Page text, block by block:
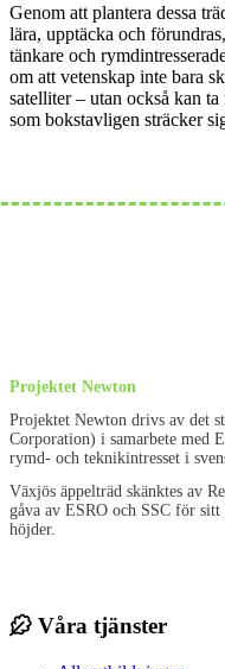
Genom att plantera dessa
lära, upptäcka och
tänkare och
om att vetenskap inte bara
satelliter – utan också kan
som bokstavligen sträcker
Projektet Newton
Projektet Newton drivs av det
Corporation) i samarbete med
rymd- och teknikintresset i
Växjös äppelträd skänktes av
gåva av ESRO och SSC för
höjder.
Våra tjänster